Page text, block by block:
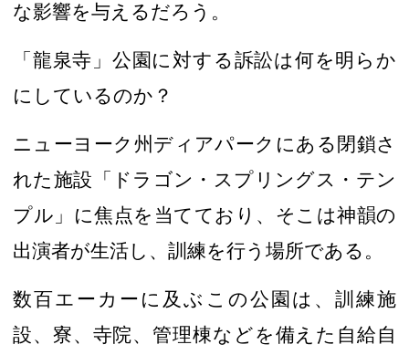
な影響を与えるだろう。
「龍泉寺」公園 に対する訴訟は何を明らか
にしているのか ？
ニューヨーク州ディアパークにある閉鎖さ
れた施設「ドラゴン・スプリングス・テン
プル」に焦点を当てており、そこは神韻の
出演者が生活し、訓練を行う 場所である。
数百エーカーに及ぶこの公園は、訓練施
設、寮、寺院、管理棟などを備えた自給自